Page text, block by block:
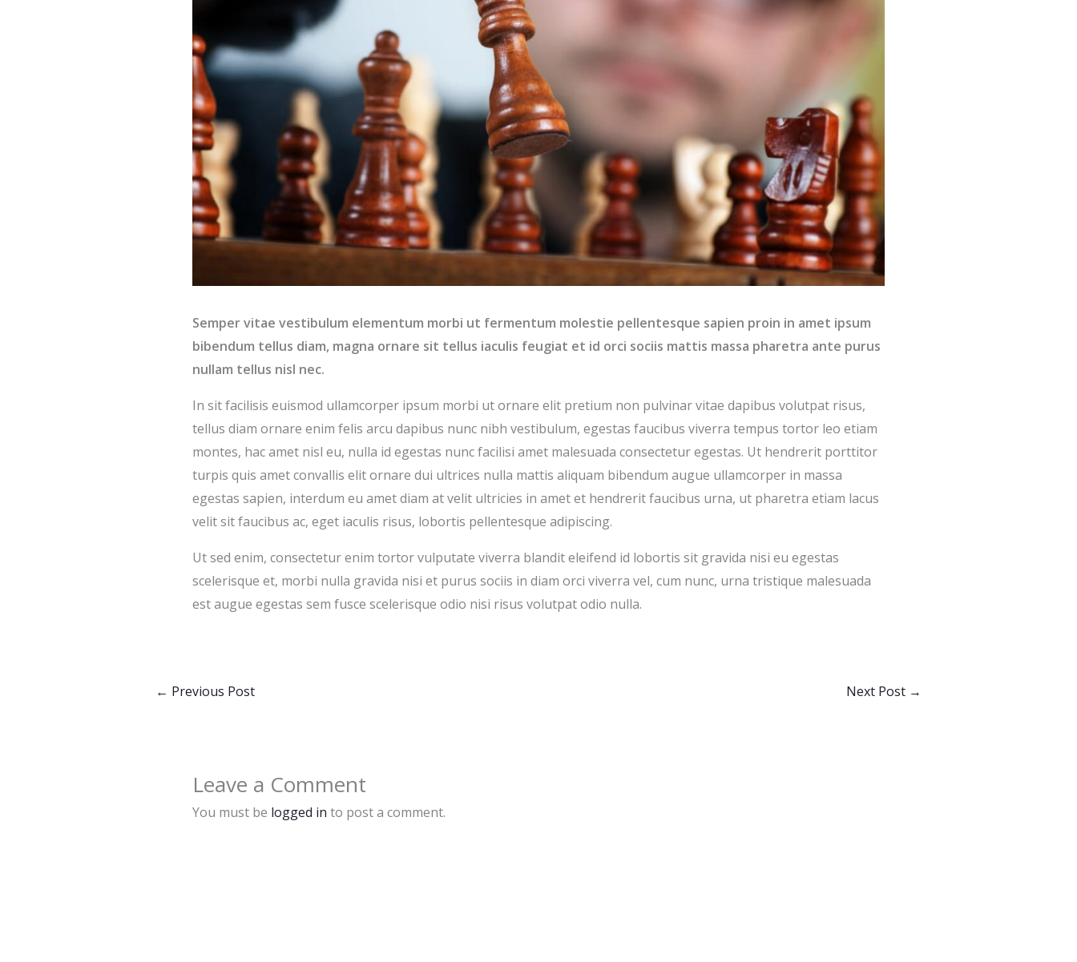
Semper vitae vestibulum elementum morbi ut fermentum molestie pellentesque sapien proin in amet ipsum
bibendum tellus diam, magna ornare sit tellus iaculis feugiat et id orci sociis mattis massa pharetra ante purus
nullam tellus nisl nec.
In sit facilisis euismod ullamcorper ipsum morbi ut ornare elit pretium non pulvinar vitae dapibus volutpat risus,
tellus diam ornare enim felis arcu dapibus nunc nibh vestibulum, egestas faucibus viverra tempus tortor leo etiam
montes, hac amet nisl eu, nulla id egestas nunc facilisi amet malesuada consectetur egestas. Ut hendrerit porttitor
turpis quis amet convallis elit ornare dui ultrices nulla mattis aliquam bibendum augue ullamcorper in massa
egestas sapien, interdum eu amet diam at velit ultricies in amet et hendrerit faucibus urna, ut pharetra etiam lacus
velit sit faucibus ac, eget iaculis risus, lobortis pellentesque adipiscing.
Ut sed enim, consectetur enim tortor vulputate viverra blandit eleifend id lobortis sit gravida nisi eu egestas
scelerisque et, morbi nulla gravida nisi et purus sociis in diam orci viverra vel, cum nunc, urna tristique malesuada
est augue egestas sem fusce scelerisque odio nisi risus volutpat odio nulla.
← Previous Post Next Post →
Leave a Comment
You must be logged in to post a comment.